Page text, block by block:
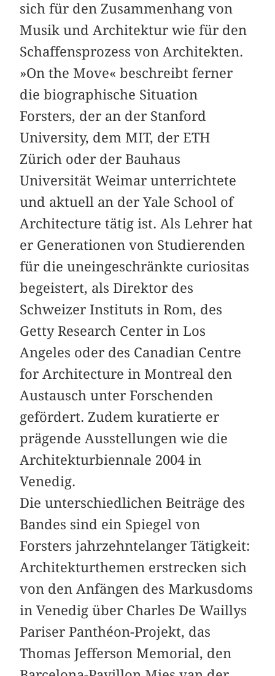
sich für den Zusammenhang von
Musik und Architektur wie für den
Schaffensprozess von Architekten.
»On the Move« beschreibt ferner
die biographische Situation
Forsters, der an der Stanford
University, dem MIT, der ETH
Zürich oder der Bauhaus
Universität Weimar unterrichtete
und aktuell an der Yale School of
Architecture tätig ist. Als Lehrer hat
er Generationen von Studierenden
für die uneingeschränkte curiositas
begeistert, als Direktor des
Schweizer Instituts in Rom, des
Getty Research Center in Los
Angeles oder des Canadian Centre
for Architecture in Montreal den
Austausch unter Forschenden
gefördert. Zudem kuratierte er
prägende Ausstellungen wie die
Architekturbiennale 2004 in
Venedig.
Die unterschiedlichen Beiträge des
Bandes sind ein Spiegel von
Forsters jahrzehntelanger Tätigkeit:
Architekturthemen erstrecken sich
von den Anfängen des Markusdoms
in Venedig über Charles De Waillys
Pariser Panthéon-Projekt, das
Thomas Jefferson Memorial, den